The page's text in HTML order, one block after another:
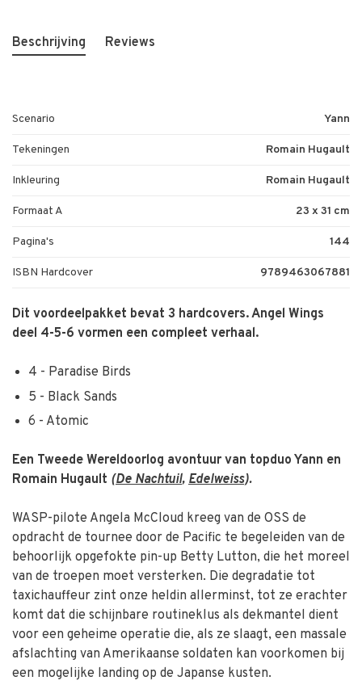
Beschrijving Reviews
Scenario Yann
Tekeningen Romain Hugault
Inkleuring Romain Hugault
Formaat A 23 x 31 cm
Pagina's 144
ISBN Hardcover 9789463067881
Dit voordeelpakket bevat 3 hardcovers. Angel Wings
deel 4-5-6 vormen een compleet verhaal.
4 - Paradise Birds
5 - Black Sands
6 - Atomic
Een Tweede Wereldoorlog avontuur van topduo Yann en
Romain Hugault (De Nachtuil, Edelweiss).
WASP-pilote Angela McCloud kreeg van de OSS de
opdracht de tournee door de Pacific te begeleiden van de
behoorlijk opgefokte pin-up Betty Lutton, die het moreel
van de troepen moet versterken. Die degradatie tot
taxichauffeur zint onze heldin allerminst, tot ze erachter
komt dat die schijnbare routineklus als dekmantel dient
voor een geheime operatie die, als ze slaagt, een massale
afslachting van Amerikaanse soldaten kan voorkomen bij
een mogelijke landing op de Japanse kusten.